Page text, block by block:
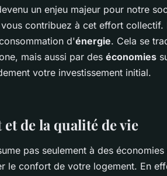
un enjeu majeur pour notre
contribuez à cet effort collectif.
d'énergie. Cela se
mais aussi par des économies
votre investissement initial.
de la qualité de vie
pas seulement à des
le confort de votre logement. En